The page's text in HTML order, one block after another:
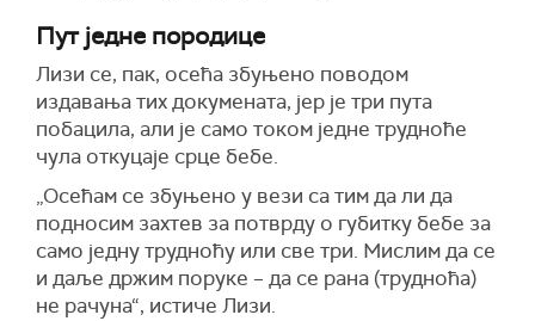
Пут једне породице
Лизи се, пак, осећа збуњено поводом
издавања тих докумената, јер је три пута
побацила, али је само током једне трудноће
чула откуцаје срце бебе.
„Осећам се збуњено у вези са тим да ли да
подносим захтев за потврду о губитку бебе за
само једну трудноћу или све три. Мислим да се
и даље држим поруке – да се рана (трудноћа)
не рачуна“, истиче Лизи.